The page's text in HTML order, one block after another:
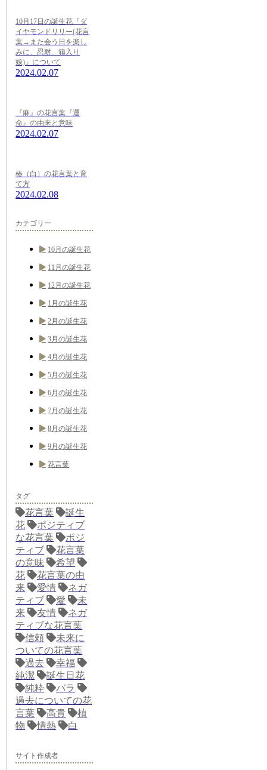
10月17日の誕生花『ダ
イヤモンドリリー(花言
葉→また会う日を楽し
みに、忍耐、箱入り
娘)』について
2024.02.07
『麻』の花言葉『運
命』の由来と意味
2024.02.07
椿（白）の花言葉と育
て方
2024.02.08
カテゴリー
10月の誕生花
11月の誕生花
12月の誕生花
1月の誕生花
2月の誕生花
3月の誕生花
4月の誕生花
5月の誕生花
6月の誕生花
7月の誕生花
8月の誕生花
9月の誕生花
花言葉
タグ
花言葉
誕生
花
ポジティブ
な花言葉
ポジ
ティブ
花言葉
の意味
希望
花
花言葉の由
来
愛情
ネガ
ティブ
愛
未
来
友情
ネガ
ティブな花言葉
信頼
未来に
ついての花言葉
過去
幸福
純潔
誕生日花
純粋
バラ
過去についての花
言葉
高貴
植
物
情熱 白
サイト作成者